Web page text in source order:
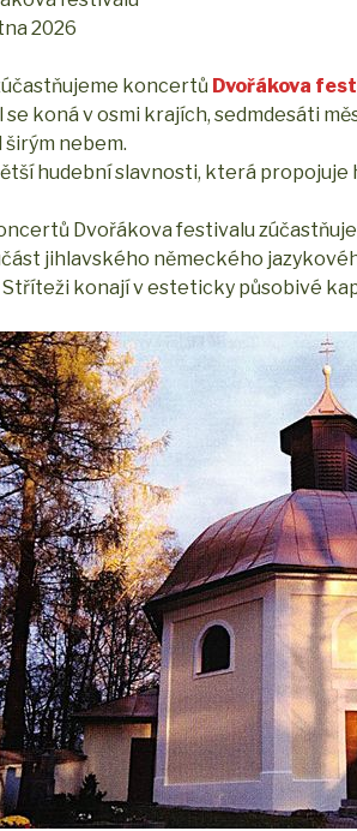
2026
koncertů Dvořákova
se koná v osmi krajích, sedmdesáti
nebem.
hudební slavnosti, která propojuje
Dvořákova festivalu
jihlavského německého
konají v esteticky působivé